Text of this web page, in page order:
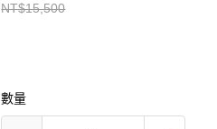
NT$15,500
數量